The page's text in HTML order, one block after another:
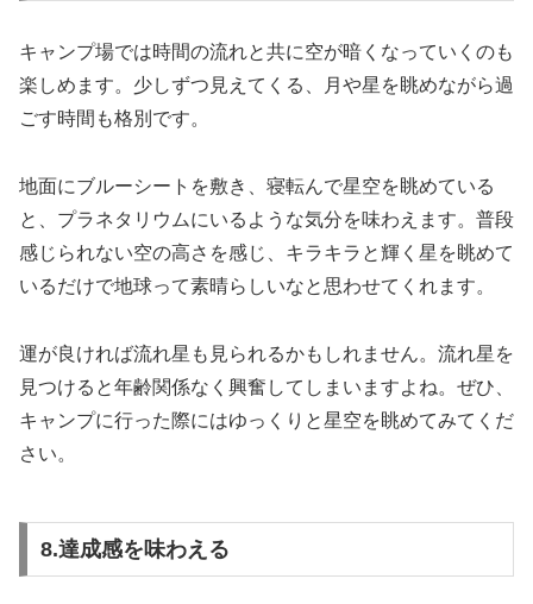
キャンプ場では時間の流れと共に空が暗くなっていくのも
楽しめます。少しずつ見えてくる、月や星を眺めながら過
ごす時間も格別です。
地面にブルーシートを敷き、寝転んで星空を眺めている
と、プラネタリウムにいるような気分を味わえます。普段
感じられない空の高さを感じ、キラキラと輝く星を眺めて
いるだけで地球って素晴らしいなと思わせてくれます。
運が良ければ流れ星も見られるかもしれません。流れ星を
見つけると年齢関係なく興奮してしまいますよね。ぜひ、
キャンプに行った際にはゆっくりと星空を眺めてみてくだ
さい。
8.達成感を味わえる